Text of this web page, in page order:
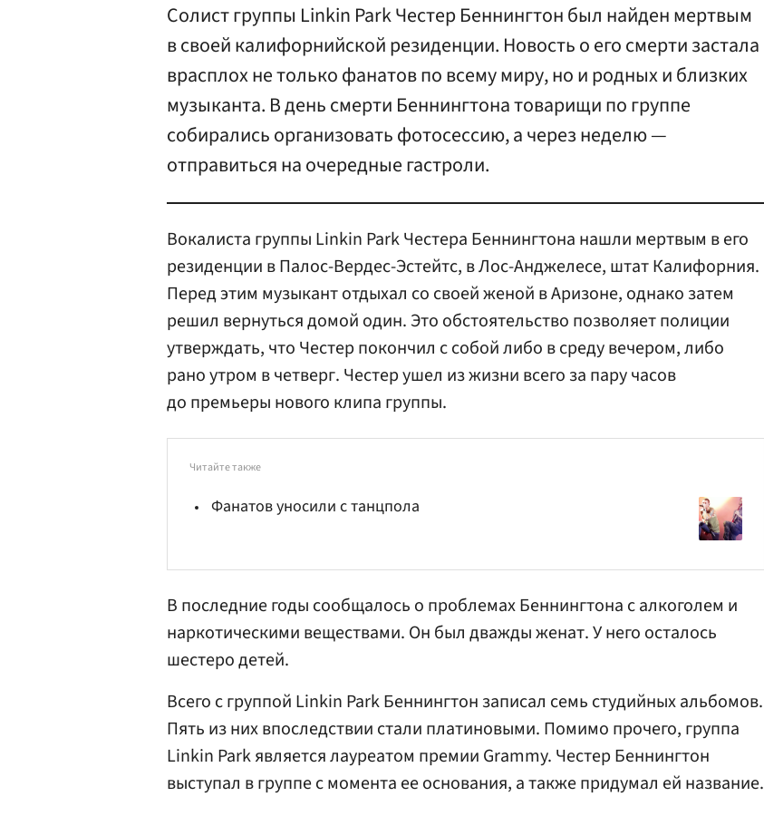
Солист группы Linkin Park Честер Беннингтон был найден мертвым
в своей калифорнийской резиденции. Новость о его смерти застала
врасплох не только фанатов по всему миру, но и родных и близких
музыканта. В день смерти Беннингтона товарищи по группе
собирались организовать фотосессию, а через неделю —
отправиться на очередные гастроли.
Вокалиста группы Linkin Park Честера Беннингтона нашли мертвым в его
резиденции в Палос-Вердес-Эстейтс, в Лос-Анджелесе, штат Калифорния.
Перед этим музыкант отдыхал со своей женой в Аризоне, однако затем
решил вернуться домой один. Это обстоятельство позволяет полиции
утверждать, что Честер покончил с собой либо в среду вечером, либо
рано утром в четверг. Честер ушел из жизни всего за пару часов
до премьеры нового клипа группы.
Читайте также
Фанатов уносили с танцпола
В последние годы сообщалось о проблемах Беннингтона с алкоголем и
наркотическими веществами. Он был дважды женат. У него осталось
шестеро детей.
Всего с группой Linkin Park Беннингтон записал семь студийных альбомов.
Пять из них впоследствии стали платиновыми. Помимо прочего, группа
Linkin Park является лауреатом премии Grammy. Честер Беннингтон
выступал в группе с момента ее основания, а также придумал ей название.